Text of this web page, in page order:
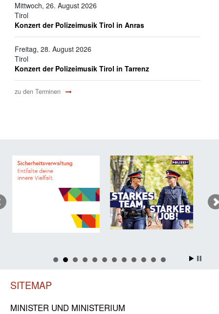
Mittwoch, 26. August 2026
Tirol
Konzert der Polizeimusik Tirol in Anras
Freitag, 28. August 2026
Tirol
Konzert der Polizeimusik Tirol in Tarrenz
zu den Terminen
SITEMAP
MINISTER UND MINIST­ERIUM